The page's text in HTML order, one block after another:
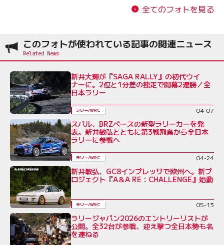
全てのフォトを見る
このフォトが使われている記事の関連ニュース
新井大輝が『SAGA RALLY』の初代ウイ
ナーに。2位と1分差の独走で開幕2連勝／全
日本ラリー
ラリー/WRC 04-07
スバル、BRZベースの新型ラリーカーを発
表。新井敏弘とともに第3戦飛鳥から全日本
ラリーに参戦へ
ラリー/WRC 04-24
新井敏弘、GC8インプレッサで欧州へ。新プ
ロジェクト『A＆A RE：CHALLENGE』始動
ラリー/WRC 05-13
ラリージャパン2026のエントリーリストが
公開。全32台が参戦、迎え撃つ全日本勢も名
を連ねる